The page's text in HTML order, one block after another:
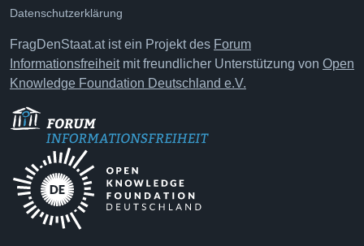
Datenschutzerklärung
FragDenStaat.at ist ein Projekt des Forum
Informationsfreiheitmit freundlicher Unterstützung von Open
Knowledge Foundation Deutschland e.V.